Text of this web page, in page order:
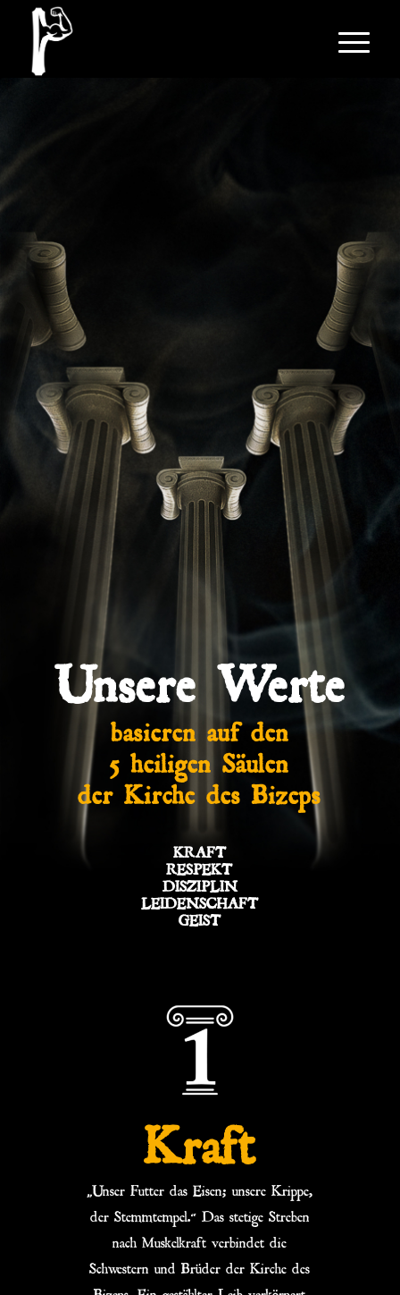
Unsere Werte
basieren auf den
5 heiligen Säulen
der Kirche des Bizeps
KRAFT
RESPEKT
DISZIPLIN
LEIDENSCHAFT
GEIST
Kraft
„Unser Futter das Eisen; unsere Krippe,
der Stemmtempel.“ Das stetige Streben
nach Muskelkraft verbindet die
Schwestern und Brüder der Kirche des
Bizeps. Ein gestählter Leib verkörpert